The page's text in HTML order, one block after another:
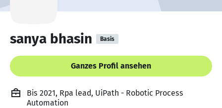
sanya bhasin Basis
Ganzes Profil ansehen
Bis 2021, Rpa lead, UiPath - Robotic Process
Automation